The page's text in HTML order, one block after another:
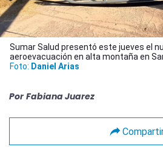
Sumar Salud presentó este jueves el
aeroevacuación en alta montaña en
Foto: Daniel Arias
Por Fabiana Juarez